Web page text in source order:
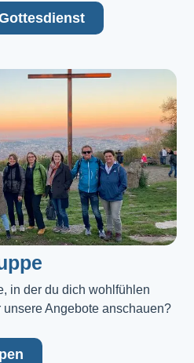
in der du dich wohlfühlen
Angebote anschauen?